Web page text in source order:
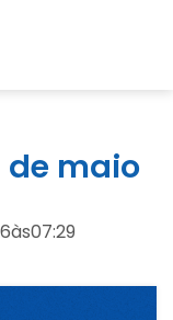
de maio
às07:29